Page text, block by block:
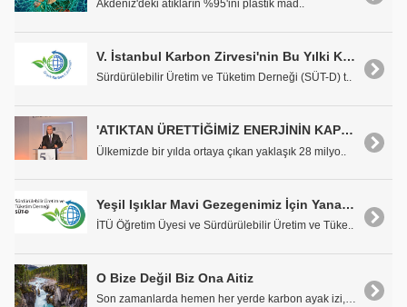
Akdeniz'deki atıkların %95'ini plastik mad..
V. İstanbul Karbon Zirvesi'nin Bu Yılki Konusu: "İklim Finansmanı"
Sürdürülebilir Üretim ve Tüketim Derneği (SÜT-D) t..
'ATIKTAN ÜRETTİĞİMİZ ENERJİNİN KAPSAMINI GENİŞLETMEK İSTİYORUZ'
Ülkemizde bir yılda ortaya çıkan yaklaşık 28 milyo..
Yeşil Işıklar Mavi Gezegenimiz İçin Yanacak
İTÜ Öğretim Üyesi ve Sürdürülebilir Üretim ve Tüke..
O Bize Değil Biz Ona Aitiz
Son zamanlarda hemen her yerde karbon ayak izi, ik..